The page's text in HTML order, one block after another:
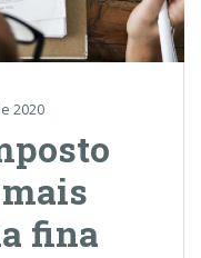
2020
fina